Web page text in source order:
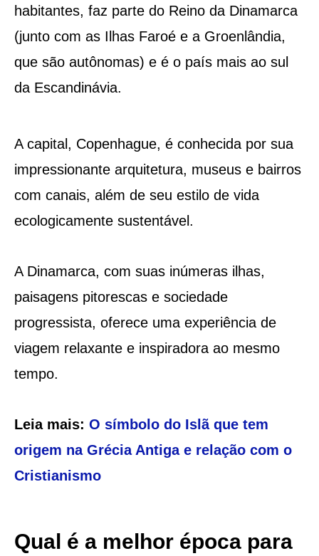
habitantes, faz parte do Reino da Dinamarca
(junto com as Ilhas Faroé e a Groenlândia,
que são autônomas) e é o país mais ao sul
da Escandinávia.
A capital, Copenhague, é conhecida por sua
impressionante arquitetura, museus e bairros
com canais, além de seu estilo de vida
ecologicamente sustentável.
A Dinamarca, com suas inúmeras ilhas,
paisagens pitorescas e sociedade
progressista, oferece uma experiência de
viagem relaxante e inspiradora ao mesmo
tempo.
Leia mais: O símbolo do Islã que tem
origem na Grécia Antiga e relação com o
Cristianismo
Qual é a melhor época para